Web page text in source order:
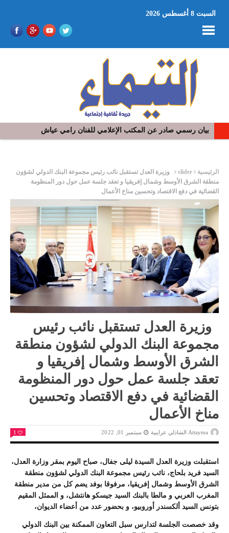
السبت 8 أغسطس 2026
بيان رسمي صادر عن المكتب الإعلامي للفنان رامي عياش
الرئيسية slider
وزيرة العدل تستقبل نائب رئيس مجموعة البنك الدولي لشؤون
منطقة الشرق الأوسط وشمال إفريقيا و تعقد جلسة عمل حول دور المنظومة
القضائية في دفع الاقتصاد وتحسين مناخ الأعمال
وزيرة العدل تستقبل نائب رئيس
مجموعة البنك الدولي لشؤون منطقة
الشرق الأوسط وشمال إفريقيا و
تعقد جلسة عمل حول دور المنظومة
القضائية في دفع الاقتصاد وتحسين
مناخ الأعمال
Attayma الشاذلي عرايبية سبتمبر 01, 2022 1
استقبلت وزيرة العدل السيدة ليلى جفال، صباح اليوم بمقر وزارة العدل،
السيد فريد بلحاج، نائب رئيس مجموعة البنك الدولي لشؤون منطقة
الشرق الأوسط وشمال إفريقيا، مرفوقا بوفد يضم كل من مدير منطقة
المغرب العربي و مالطا بالبنك السيد جيسكو هانتشل، و الممثل المقيم
بتونس السيد ألكسندر أوروبيو، و بحضور عدد من أعضاء الديوان،
وقد خصصت الجلسة لتدارس سبل التعاون الممكنة بين البنك الدولي